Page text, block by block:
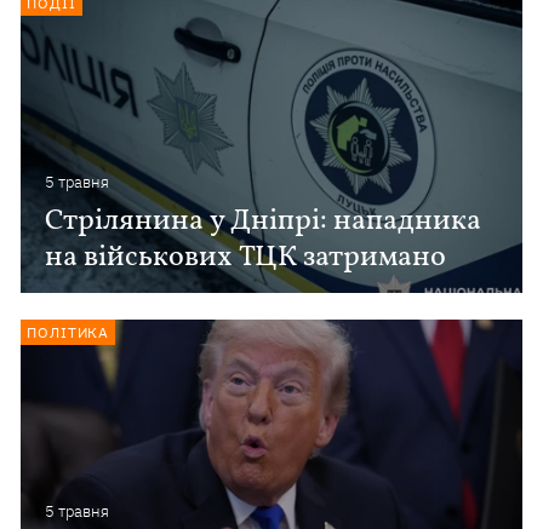
5 травня
Стрілянина у Дніпрі: нападника
на військових ТЦК затримано
5 травня
ПОЛІТИКА